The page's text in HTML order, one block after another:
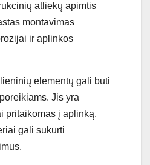
atliekų apimtis
montavimas
ir aplinkos
elementų gali būti
Jis yra
pritaikomas į aplinką.
gali sukurti